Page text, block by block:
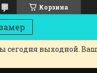
Корзина
сегодня выходной.